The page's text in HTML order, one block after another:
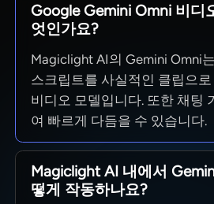
Google Gemini Omni 비디
엇인가요?
Magiclight AI의 Gemini Omni
스크립트를 사실적인 클립으
비디오 모델입니다. 또한 채팅
여 빠르게 다듬을 수 있습니다.
Magiclight AI 내에서
떻게 작동하나요?